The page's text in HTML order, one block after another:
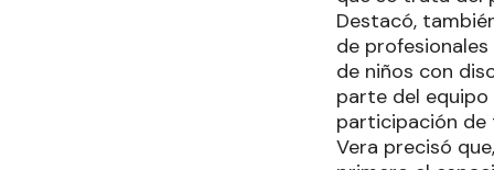
Destacó,
de
de niños con
parte del
participación de
Vera precisó